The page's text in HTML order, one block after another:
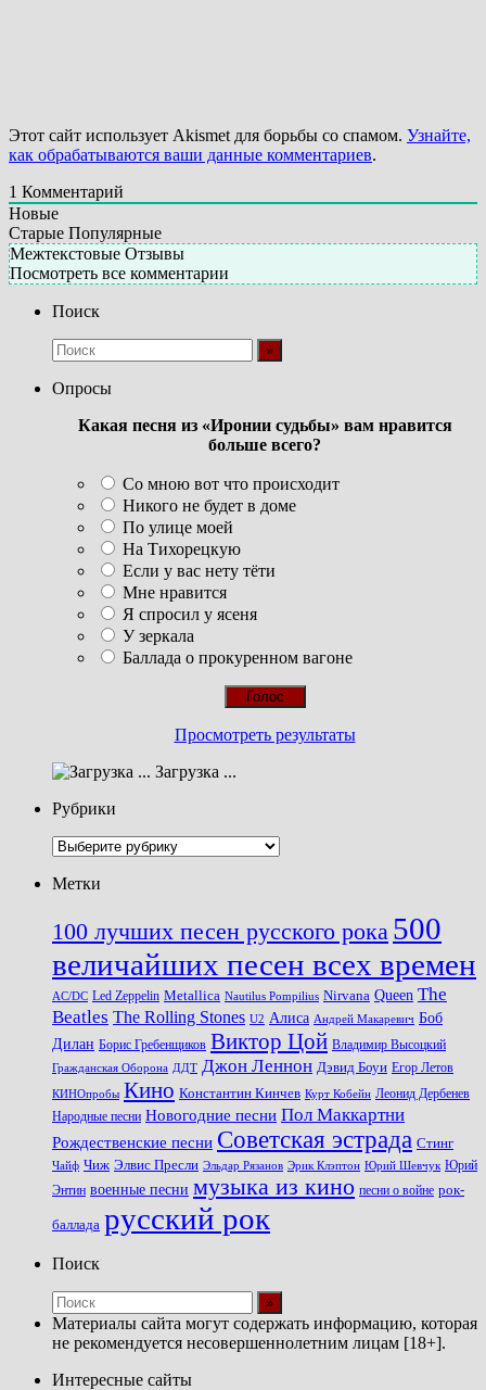
Этот сайт использует Akismet для борьбы со спамом. Узнайте,
как обрабатываются ваши данные комментариев.
1 Комментарий
Новые
Старые Популярные
Межтекстовые Отзывы
Посмотреть все комментарии
Поиск
Опросы
Какая песня из «Иронии судьбы» вам нравится
больше всего?
Со мною вот что происходит
Никого не будет в доме
По улице моей
На Тихорецкую
Если у вас нету тёти
Мне нравится
Я спросил у ясеня
У зеркала
Баллада о прокуренном вагоне
Просмотреть результаты
Загрузка ...
Рубрики
Рубрики
Метки
100 лучших песен русского рока 500
величайших песен всех времен
AC/DC Led Zeppelin Metallica Nautilus Pompilius Nirvana Queen The
Beatles The Rolling Stones U2 Алиса Андрей Макаревич Боб
Дилан Борис Гребенщиков Виктор Цой Владимир Высоцкий
Гражданская Оборона ДДТ Джон Леннон Дэвид Боуи Егор Летов
КИНОпробы Кино Константин Кинчев Курт Кобейн Леонид Дербенев
Народные песни Новогодние песни Пол Маккартни
Рождественские песни Советская эстрада Стинг
Чайф Чиж Элвис Пресли Эльдар Рязанов Эрик Клэптон Юрий Шевчук Юрий
Энтин военные песни музыка из кино песни о войне рок-
баллада русский рок
Поиск
Материалы сайта могут содержать информацию, которая
не рекомендуется несовершеннолетним лицам [18+].
Интересные сайты